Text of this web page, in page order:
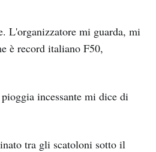
L'organizzatore mi guarda, mi
è record italiano F50,
incessante mi dice di
tra gli scatoloni sotto il